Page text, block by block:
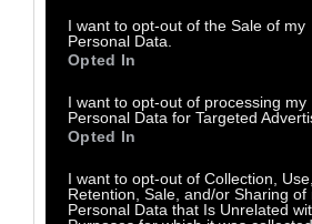
I want to opt-out of the Sale of my
Personal Data.
Opted In
I want to opt-out of processing my
Personal Data for Targeted
Opted In
I want to opt-out of Collection, Use,
Retention, Sale, and/or Sharing of
Personal Data that Is Unrelated
πρίσμα περιβάλλον,
Μανχάταν και την πολιτεία
19/06/2026 A Portrait of Ga
Margaret Tait, Διάρκεια: 5΄
/ The Eternal Daughter
Hogg, Διάρκεια: 96΄Μια